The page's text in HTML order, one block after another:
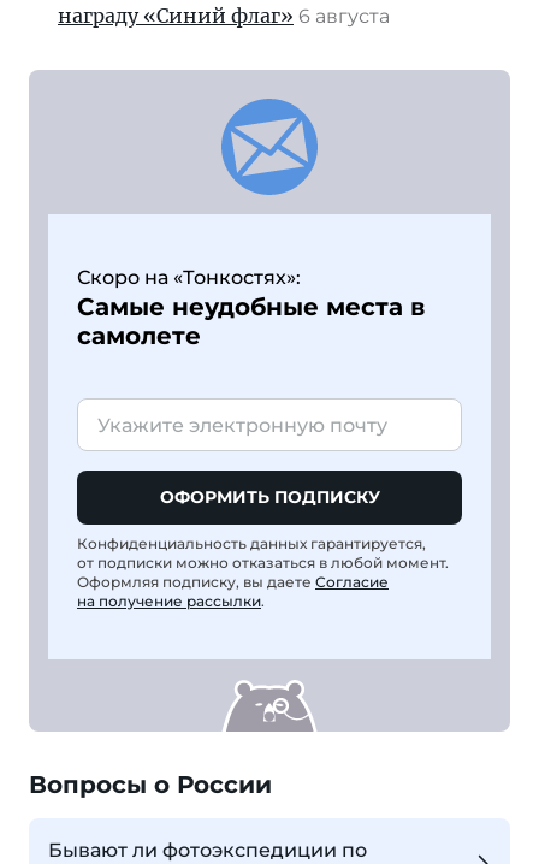
награду «Синий флаг» 6 августа
Скоро на «Тонкостях»:
Самые неудобные места в
самолете
ОФОРМИТЬ ПОДПИСКУ
Конфиденциальность данных гарантируется,
от подписки можно отказаться в любой момент.
Оформляя подписку, вы даете Согласие
на получение рассылки.
Вопросы о России
Бывают ли фотоэкспедиции по